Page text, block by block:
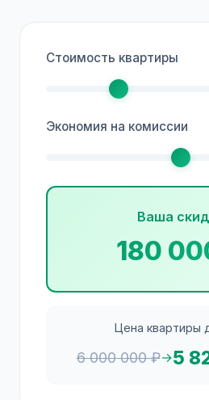
Стоимость квартиры
Экономия на комиссии
Ваша
180
Цена квартиры
6 000 000 ₽→5